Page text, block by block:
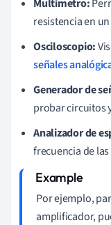
Multímetro:
resistencia en
Osciloscopio:
señales
Generador de
probar circuitos
Analizador de
frecuencia de
Por ejemplo,
amplificador,